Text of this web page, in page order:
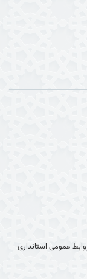
عمومی استانداری